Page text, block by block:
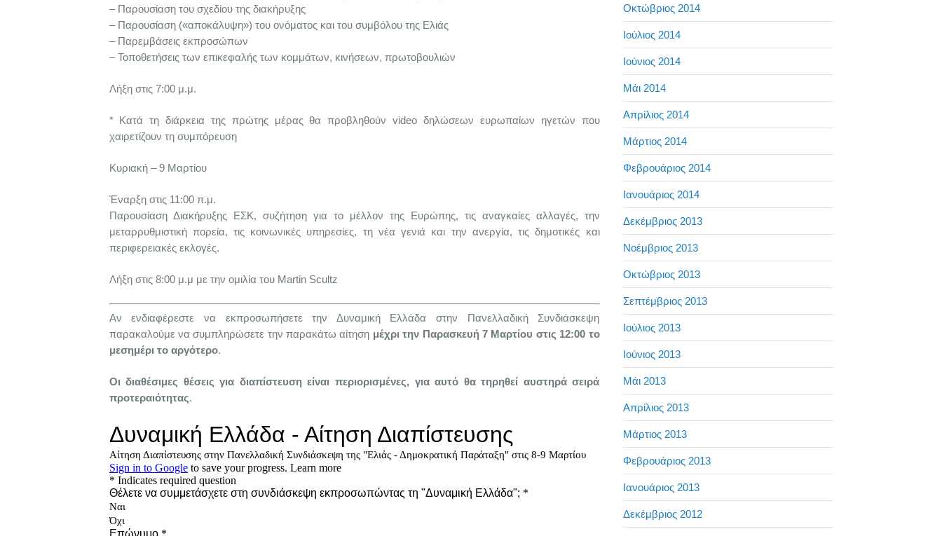
– Παρουσίαση του σχεδίου της διακήρυξης
– Παρουσίαση («αποκάλυψη») του ονόματος και του συμβόλου της Ελιάς
– Παρεμβάσεις εκπροσώπων
– Τοποθετήσεις των επικεφαλής των κομμάτων, κινήσεων, πρωτοβουλιών
Λήξη στις 7:00 μ.μ.
* Κατά τη διάρκεια της πρώτης μέρας θα προβληθούν video δηλώσεων ευρωπαίων ηγετών που
χαιρετίζουν τη συμπόρευση
Κυριακή – 9 Μαρτίου
Έναρξη στις 11:00 π.μ.
Παρουσίαση Διακήρυξης ΕΣΚ, συζήτηση για το μέλλον της Ευρώπης, τις αναγκαίες αλλαγές, την
μεταρρυθμιστική πορεία, τις κοινωνικές υπηρεσίες, τη νέα γενιά και την ανεργία, τις δημοτικές και
περιφερειακές εκλογές.
Λήξη στις 8:00 μ.μ με την ομιλία του Martin Scultz
Αν ενδιαφέρεστε να εκπροσωπήσετε την Δυναμική Ελλάδα στην Πανελλαδική Συνδιάσκεψη
παρακαλούμε να συμπληρώσετε την παρακάτω αίτηση μέχρι την Παρασκευή 7 Μαρτίου στις 12:00 το
μεσημέρι το αργότερο.
Οι διαθέσιμες θέσεις για διαπίστευση είναι περιορισμένες, για αυτό θα τηρηθεί αυστηρά σειρά
προτεραιότητας.
Οκτώβριος 2014
Ιούλιος 2014
Ιούνιος 2014
Μάι 2014
Απρίλιος 2014
Μάρτιος 2014
Φεβρουάριος 2014
Ιανουάριος 2014
Δεκέμβριος 2013
Νοέμβριος 2013
Οκτώβριος 2013
Σεπτέμβριος 2013
Ιούλιος 2013
Ιούνιος 2013
Μάι 2013
Απρίλιος 2013
Μάρτιος 2013
Φεβρουάριος 2013
Ιανουάριος 2013
Δεκέμβριος 2012